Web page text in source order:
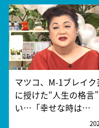
マツコ、M-1ブレイク
に授けた“人生の格言
い…「幸せな時は…